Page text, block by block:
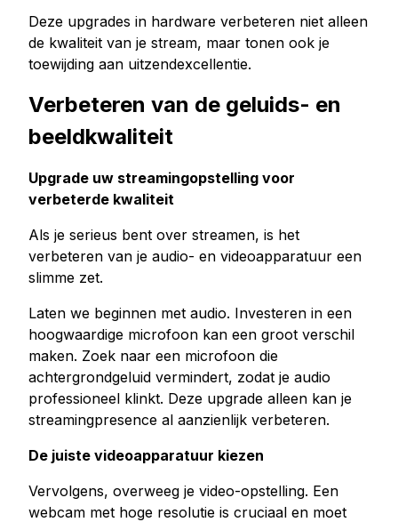
Deze upgrades in hardware verbeteren niet alleen
de kwaliteit van je stream, maar tonen ook je
toewijding aan uitzendexcellentie.
Verbeteren van de geluids- en
beeldkwaliteit
Upgrade uw streamingopstelling voor
verbeterde kwaliteit
Als je serieus bent over streamen, is het
verbeteren van je audio- en videoapparatuur een
slimme zet.
Laten we beginnen met audio. Investeren in een
hoogwaardige microfoon kan een groot verschil
maken. Zoek naar een microfoon die
achtergrondgeluid vermindert, zodat je audio
professioneel klinkt. Deze upgrade alleen kan je
streamingpresence al aanzienlijk verbeteren.
De juiste videoapparatuur kiezen
Vervolgens, overweeg je video-opstelling. Een
webcam met hoge resolutie is cruciaal en moet